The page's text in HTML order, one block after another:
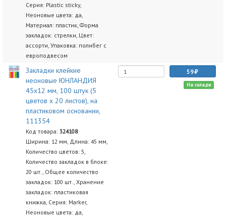
Серия: Plastic sticky,
Неоновые цвета: да,
Материал: пластик, Форма
закладок: стрелки, Цвет:
ассорти, Упаковка: полибег с
европодвесом
Закладки клейкие
неоновые ЮНЛАНДИЯ
45х12 мм, 100 штук (5
цветов х 20 листов), на
пластиковом основании,
111354
Код товара: 324108
Ширина: 12 мм, Длина: 45 мм,
Количество цветов: 5,
Количество закладок в блоке:
20 шт., Общее количество
закладок: 100 шт., Хранение
закладок: пластиковая
книжка, Серия: Marker,
Неоновые цвета: да,
59
На складе